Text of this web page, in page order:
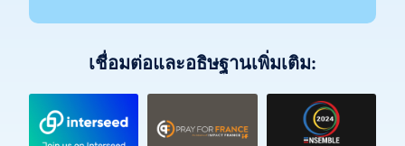
เชื่อมต่อและอธิษฐานเพิ่มเติม: